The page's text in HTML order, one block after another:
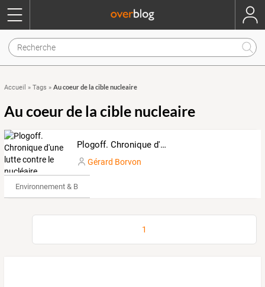
Accueil » Tags » Au coeur de la cible nucleaire
Au coeur de la cible nucleaire
Plogoff. Chronique d'une lutte contre le nucléaire.
Gérard Borvon
Environnement & Bio
1